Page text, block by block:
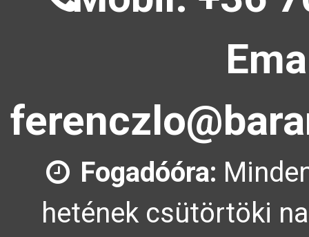
Fogadóóra:
hetének csütörtöki